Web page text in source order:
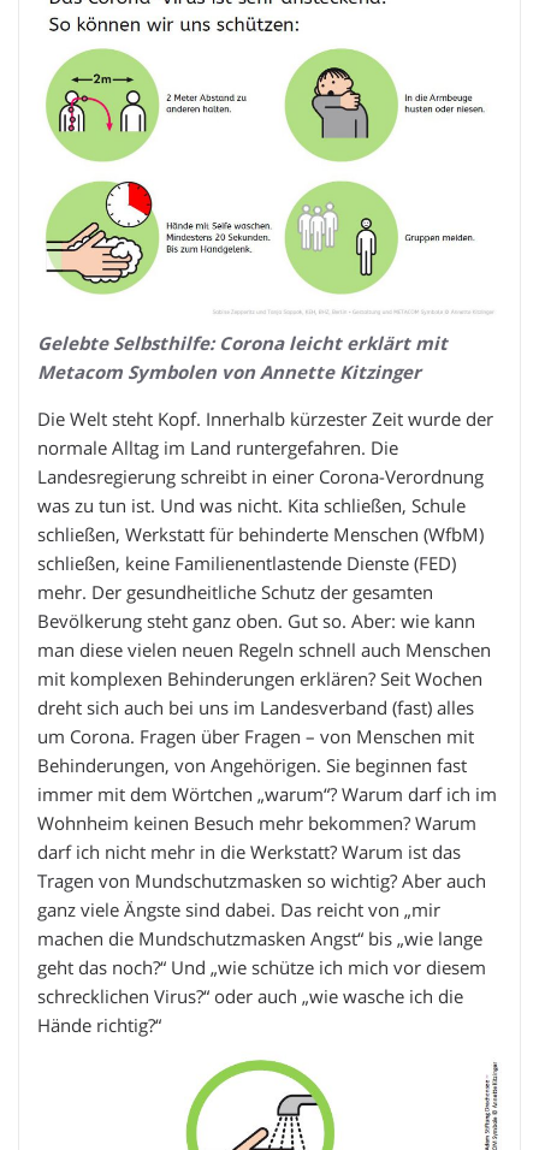
Gelebte Selbsthilfe: Corona leicht erklärt mit
Metacom Symbolen von Annette Kitzinger
Die Welt steht Kopf. Innerhalb kürzester Zeit wurde der
normale Alltag im Land runtergefahren. Die
Landesregierung schreibt in einer Corona-Verordnung
was zu tun ist. Und was nicht. Kita schließen, Schule
schließen, Werkstatt für behinderte Menschen (WfbM)
schließen, keine Familienentlastende Dienste (FED)
mehr. Der gesundheitliche Schutz der gesamten
Bevölkerung steht ganz oben. Gut so. Aber: wie kann
man diese vielen neuen Regeln schnell auch Menschen
mit komplexen Behinderungen erklären? Seit Wochen
dreht sich auch bei uns im Landesverband (fast) alles
um Corona. Fragen über Fragen – von Menschen mit
Behinderungen, von Angehörigen. Sie beginnen fast
immer mit dem Wörtchen „warum“? Warum darf ich im
Wohnheim keinen Besuch mehr bekommen? Warum
darf ich nicht mehr in die Werkstatt? Warum ist das
Tragen von Mundschutzmasken so wichtig? Aber auch
ganz viele Ängste sind dabei. Das reicht von „mir
machen die Mundschutzmasken Angst“ bis „wie lange
geht das noch?“ Und „wie schütze ich mich vor diesem
schrecklichen Virus?“ oder auch „wie wasche ich die
Hände richtig?“